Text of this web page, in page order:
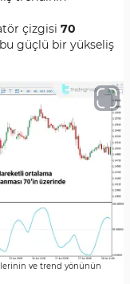
çizgisi 70
güçlü bir yükseliş
ve trend yönünün